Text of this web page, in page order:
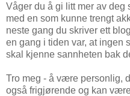
Våger du å gi litt mer av deg
med en som kunne trengt
neste gang du skriver ett
en gang i tiden var, at ingen
skal kjenne sannheten bak
Tro meg - å være personlig,
også frigjørende og kan